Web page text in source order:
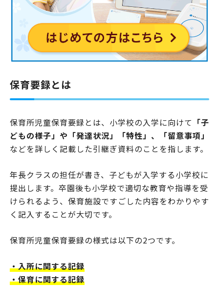
保育要録とは
保育所児童保育要録とは、小学校の入学に向けて 「子
どもの様子」や「発達状況」「特性」、「留意事項」
などを詳しく記載した引継ぎ資料のことを指します。
年長クラスの担任が書き、子どもが入学する小学校に
提出します。卒園後も小学校で適切な教育や指導を受
けられるよう、保育施設ですごした内容をわかりやす
く記入することが大切です。
保育所児童保育要録の様式は以下の2つです。
・入所に関する記録
・保育に関する記録